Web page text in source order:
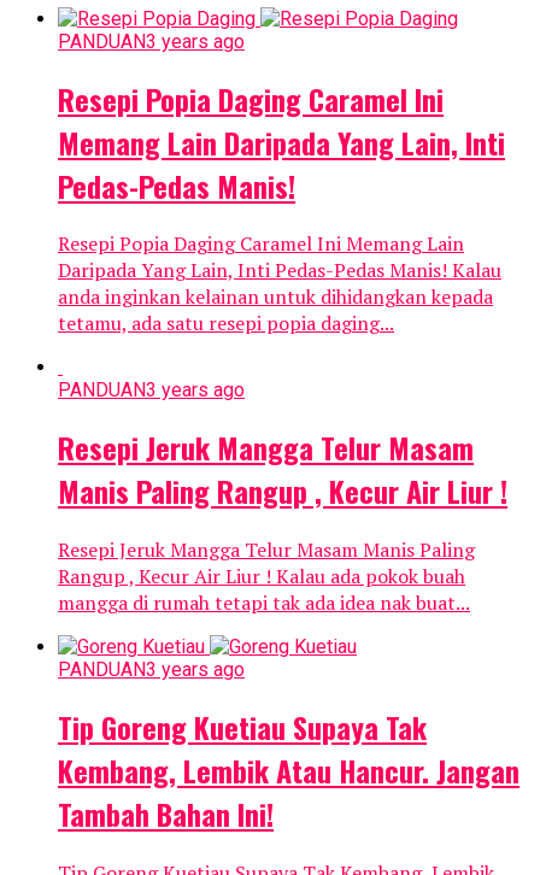
PANDUAN3 years ago
Resepi Popia Daging Caramel Ini
Memang Lain Daripada Yang Lain, Inti
Pedas-Pedas Manis!
Resepi Popia Daging Caramel Ini Memang Lain
Daripada Yang Lain, Inti Pedas-Pedas Manis! Kalau
anda inginkan kelainan untuk dihidangkan kepada
tetamu, ada satu resepi popia daging...
PANDUAN3 years ago
Resepi Jeruk Mangga Telur Masam
Manis Paling Rangup , Kecur Air Liur !
Resepi Jeruk Mangga Telur Masam Manis Paling
Rangup , Kecur Air Liur ! Kalau ada pokok buah
mangga di rumah tetapi tak ada idea nak buat...
PANDUAN3 years ago
Tip Goreng Kuetiau Supaya Tak
Kembang, Lembik Atau Hancur. Jangan
Tambah Bahan Ini!